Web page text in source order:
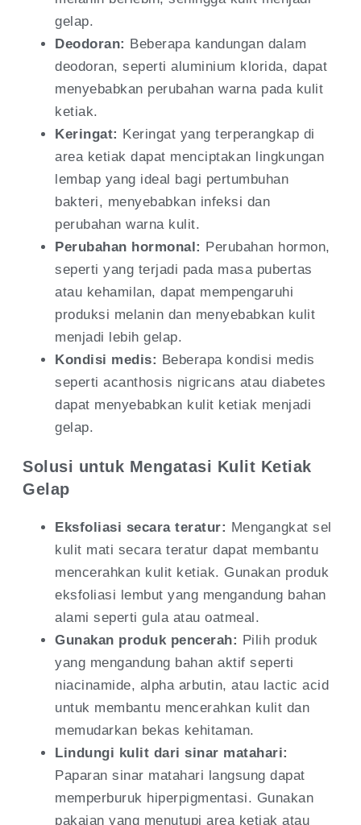
gelap.
Deodoran: Beberapa kandungan dalam
deodoran, seperti aluminium klorida, dapat
menyebabkan perubahan warna pada kulit
ketiak.
Keringat: Keringat yang terperangkap di
area ketiak dapat menciptakan lingkungan
lembap yang ideal bagi pertumbuhan
bakteri, menyebabkan infeksi dan
perubahan warna kulit.
Perubahan hormonal: Perubahan hormon,
seperti yang terjadi pada masa pubertas
atau kehamilan, dapat mempengaruhi
produksi melanin dan menyebabkan kulit
menjadi lebih gelap.
Kondisi medis: Beberapa kondisi medis
seperti acanthosis nigricans atau diabetes
dapat menyebabkan kulit ketiak menjadi
gelap.
Solusi untuk Mengatasi Kulit Ketiak
Gelap
Eksfoliasi secara teratur: Mengangkat sel
kulit mati secara teratur dapat membantu
mencerahkan kulit ketiak. Gunakan produk
eksfoliasi lembut yang mengandung bahan
alami seperti gula atau oatmeal.
Gunakan produk pencerah: Pilih produk
yang mengandung bahan aktif seperti
niacinamide, alpha arbutin, atau lactic acid
untuk membantu mencerahkan kulit dan
memudarkan bekas kehitaman.
Lindungi kulit dari sinar matahari:
Paparan sinar matahari langsung dapat
memperburuk hiperpigmentasi. Gunakan
pakaian yang menutupi area ketiak atau